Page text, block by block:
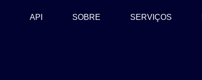
(CURRENT)
API SOBRE SERVIÇOS